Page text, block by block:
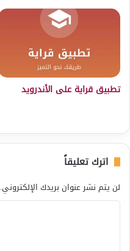
تطبيق قراية على الأندرويد
اترك تعليقاً
لن يتم نشر عنوان بريدك الإلكتروني.